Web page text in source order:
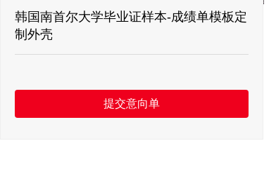
韩国南首尔大学毕业证样本-成绩单模板定
制外壳
提交意向单